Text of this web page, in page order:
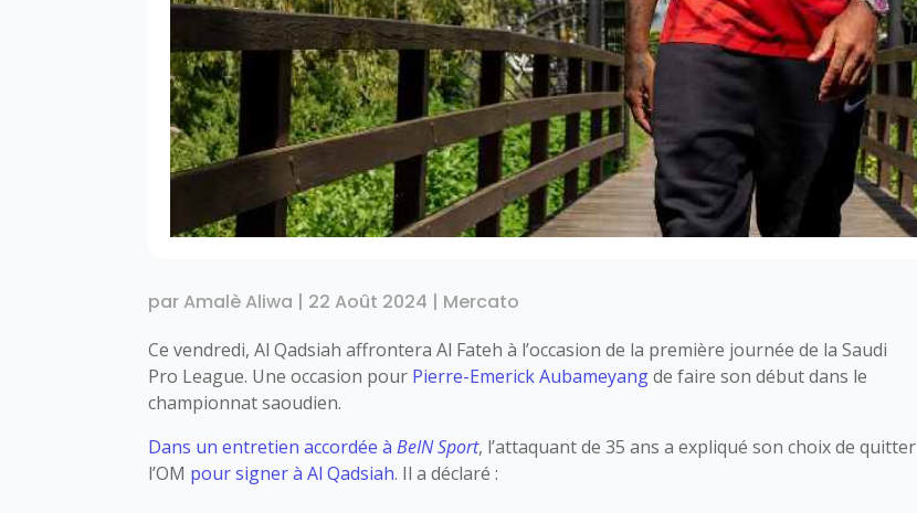
parAmalè Aliwa | 22 Août 2024 | Mercato
Ce vendredi, Al Qadsiah affrontera Al Fateh à l’occasion de la première journée de la Saudi
Pro League. Une occasion pour Pierre-Emerick Aubameyangde faire son début dans le
championnat saoudien.
Dans un entretien accordée àBeIN Sport, l’attaquant de 35 ans a expliqué son choix de quitter
l’OM pour signer à Al Qadsiah. Il a déclaré :